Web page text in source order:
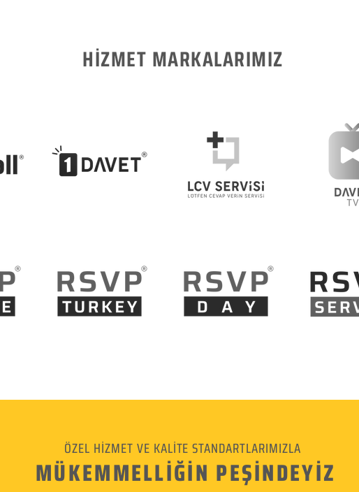
HİZMET MARKALARIMIZ
ÖZEL HİZMET VE KALİTE STANDARTLARIMIZLA
MÜKEMMELLİĞİN PEŞİNDEYİZ